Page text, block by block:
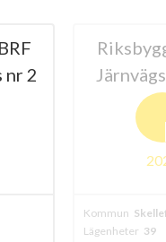
nr 2
Kommun
Lägenheter 39